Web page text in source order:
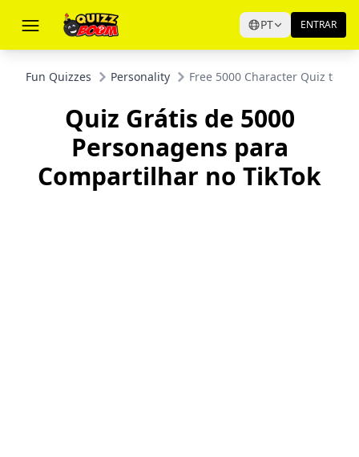
PT ENTRAR
Fun Quizzes Personality Free 5000 Character Quiz to
Quiz Grátis de 5000
Personagens para
Compartilhar no TikTok